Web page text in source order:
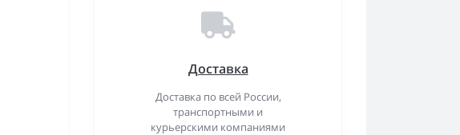
Доставка
Доставка по всей России,
транспортными и
курьерскими компаниями